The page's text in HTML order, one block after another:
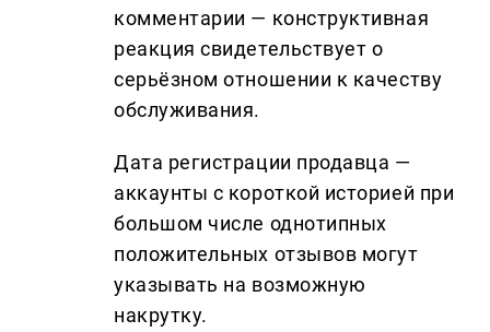
комментарии — конструктивная
реакция свидетельствует о
серьёзном отношении к качеству
обслуживания.
Дата регистрации продавца —
аккаунты с короткой историей при
большом числе однотипных
положительных отзывов могут
указывать на возможную
накрутку.